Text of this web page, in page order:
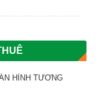
HÌNH TƯƠNG